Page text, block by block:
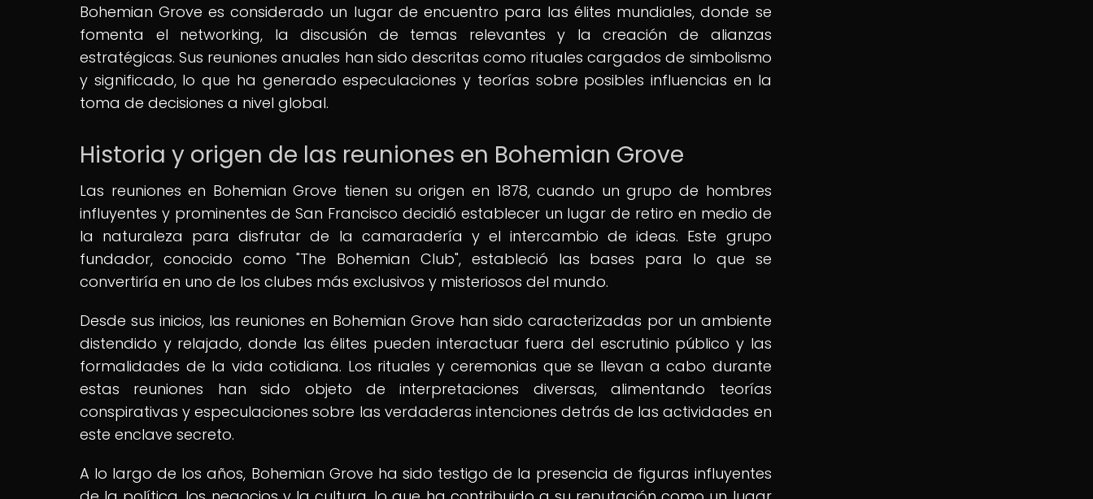
Bohemian Grove es considerado un lugar de encuentro para las élites mundiales, donde se
fomenta el networking, la discusión de temas relevantes y la creación de alianzas
estratégicas. Sus reuniones anuales han sido descritas como rituales cargados de simbolismo
y significado, lo que ha generado especulaciones y teorías sobre posibles influencias en la
toma de decisiones a nivel global.
Historia y origen de las reuniones en Bohemian Grove
Las reuniones en Bohemian Grove tienen su origen en 1878, cuando un grupo de hombres
influyentes y prominentes de San Francisco decidió establecer un lugar de retiro en medio de
la naturaleza para disfrutar de la camaradería y el intercambio de ideas. Este grupo
fundador, conocido como "The Bohemian Club", estableció las bases para lo que se
convertiría en uno de los clubes más exclusivos y misteriosos del mundo.
Desde sus inicios, las reuniones en Bohemian Grove han sido caracterizadas por un ambiente
distendido y relajado, donde las élites pueden interactuar fuera del escrutinio público y las
formalidades de la vida cotidiana. Los rituales y ceremonias que se llevan a cabo durante
estas reuniones han sido objeto de interpretaciones diversas, alimentando teorías
conspirativas y especulaciones sobre las verdaderas intenciones detrás de las actividades en
este enclave secreto.
A lo largo de los años, Bohemian Grove ha sido testigo de la presencia de figuras influyentes